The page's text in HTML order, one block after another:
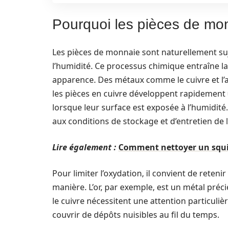
Pourquoi les pièces de
Les pièces de monnaie sont naturellement
l’humidité. Ce processus chimique
apparence. Des métaux comme le cuivre et
les pièces en cuivre développent
lorsque leur surface est exposée à
aux conditions de stockage et d’entretien de
Lire également : Comment nettoyer un
Pour limiter l’oxydation, il convient de
manière. L’or, par exemple, est un métal
le cuivre nécessitent une attention
couvrir de dépôts nuisibles au fil du temps.